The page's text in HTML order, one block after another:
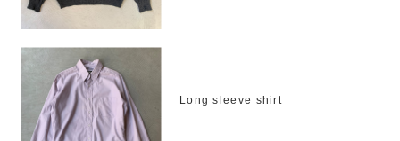
Long sleeve shirt